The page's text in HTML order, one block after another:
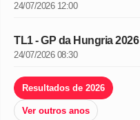
24/07/2026 12:00
TL1 - GP da Hungria 2026
24/07/2026 08:30
Resultados de 2026
Ver outros anos